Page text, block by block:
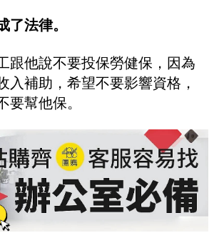
了法律。
跟他說不要投保勞健保，因為
入補助，希望不要影響資格，
要幫他保。